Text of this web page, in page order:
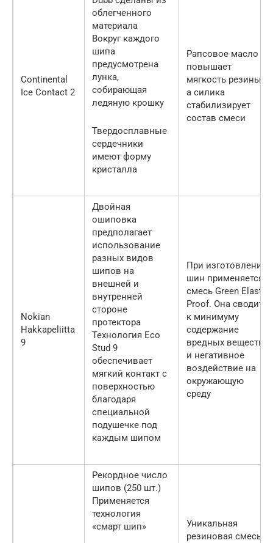
Continental
Ice Contact 2
облегченного
материала
Вокруг каждого
шипа
предусмотрена
лунка,
собирающая
ледяную крошку
Твердосплавные
сердечники
имеют форму
кристалла
Рапсовое масло
повышает
мягкость резины,
а силика
стабилизирует
состав смеси
Nokian
Hakkapeliitta
9
Двойная
ошиповка
предполагает
использование
разных видов
шипов на
внешней и
внутренней
стороне
протектора
Технология Eco
Stud 9
обеспечивает
мягкий контакт с
поверхностью
благодаря
специальной
подушечке под
каждым шипом
При изготовлении
шин применяется
смесь Green Elasto
Proof. Она сводит
к минимуму
содержание
вредных веществ
и негативное
воздействие на
окружающую
среду
Рекордное число
шипов (250 шт.)
Применяется
технология
«смарт шип»
Уникальная
резиновая смесь